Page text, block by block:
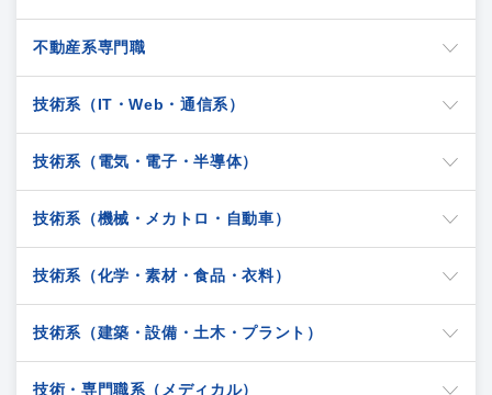
不動産系専門職
技術系（IT・Web・通信系）
技術系（電気・電子・半導体）
技術系（機械・メカトロ・自動車）
技術系（化学・素材・食品・衣料）
技術系（建築・設備・土木・プラント）
技術・専門職系（メディカル）